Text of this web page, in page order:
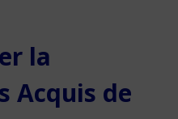
la
Acquis de